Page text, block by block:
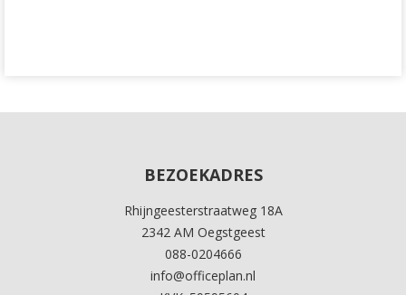
BEZOEKADRES
Rhijngeesterstraatweg 18A
2342 AM Oegstgeest
088-0204666
info@officeplan.nl